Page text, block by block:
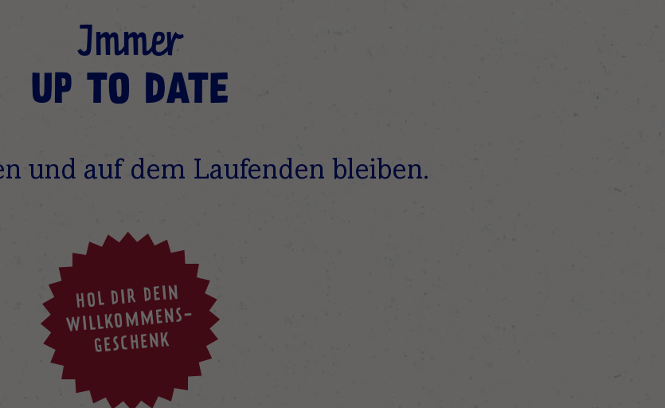
Immer
UP TO DATE
und auf dem Laufenden bleiben.
HOL DIR DEIN
WILLKOMMENS-
GESCHENK